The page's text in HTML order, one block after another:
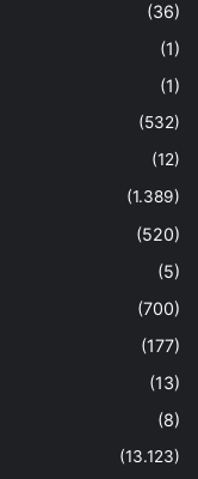
(36)
(1)
(1)
(532)
(12)
(1.389)
(520)
(5)
(700)
(177)
(13)
(8)
(13.123)